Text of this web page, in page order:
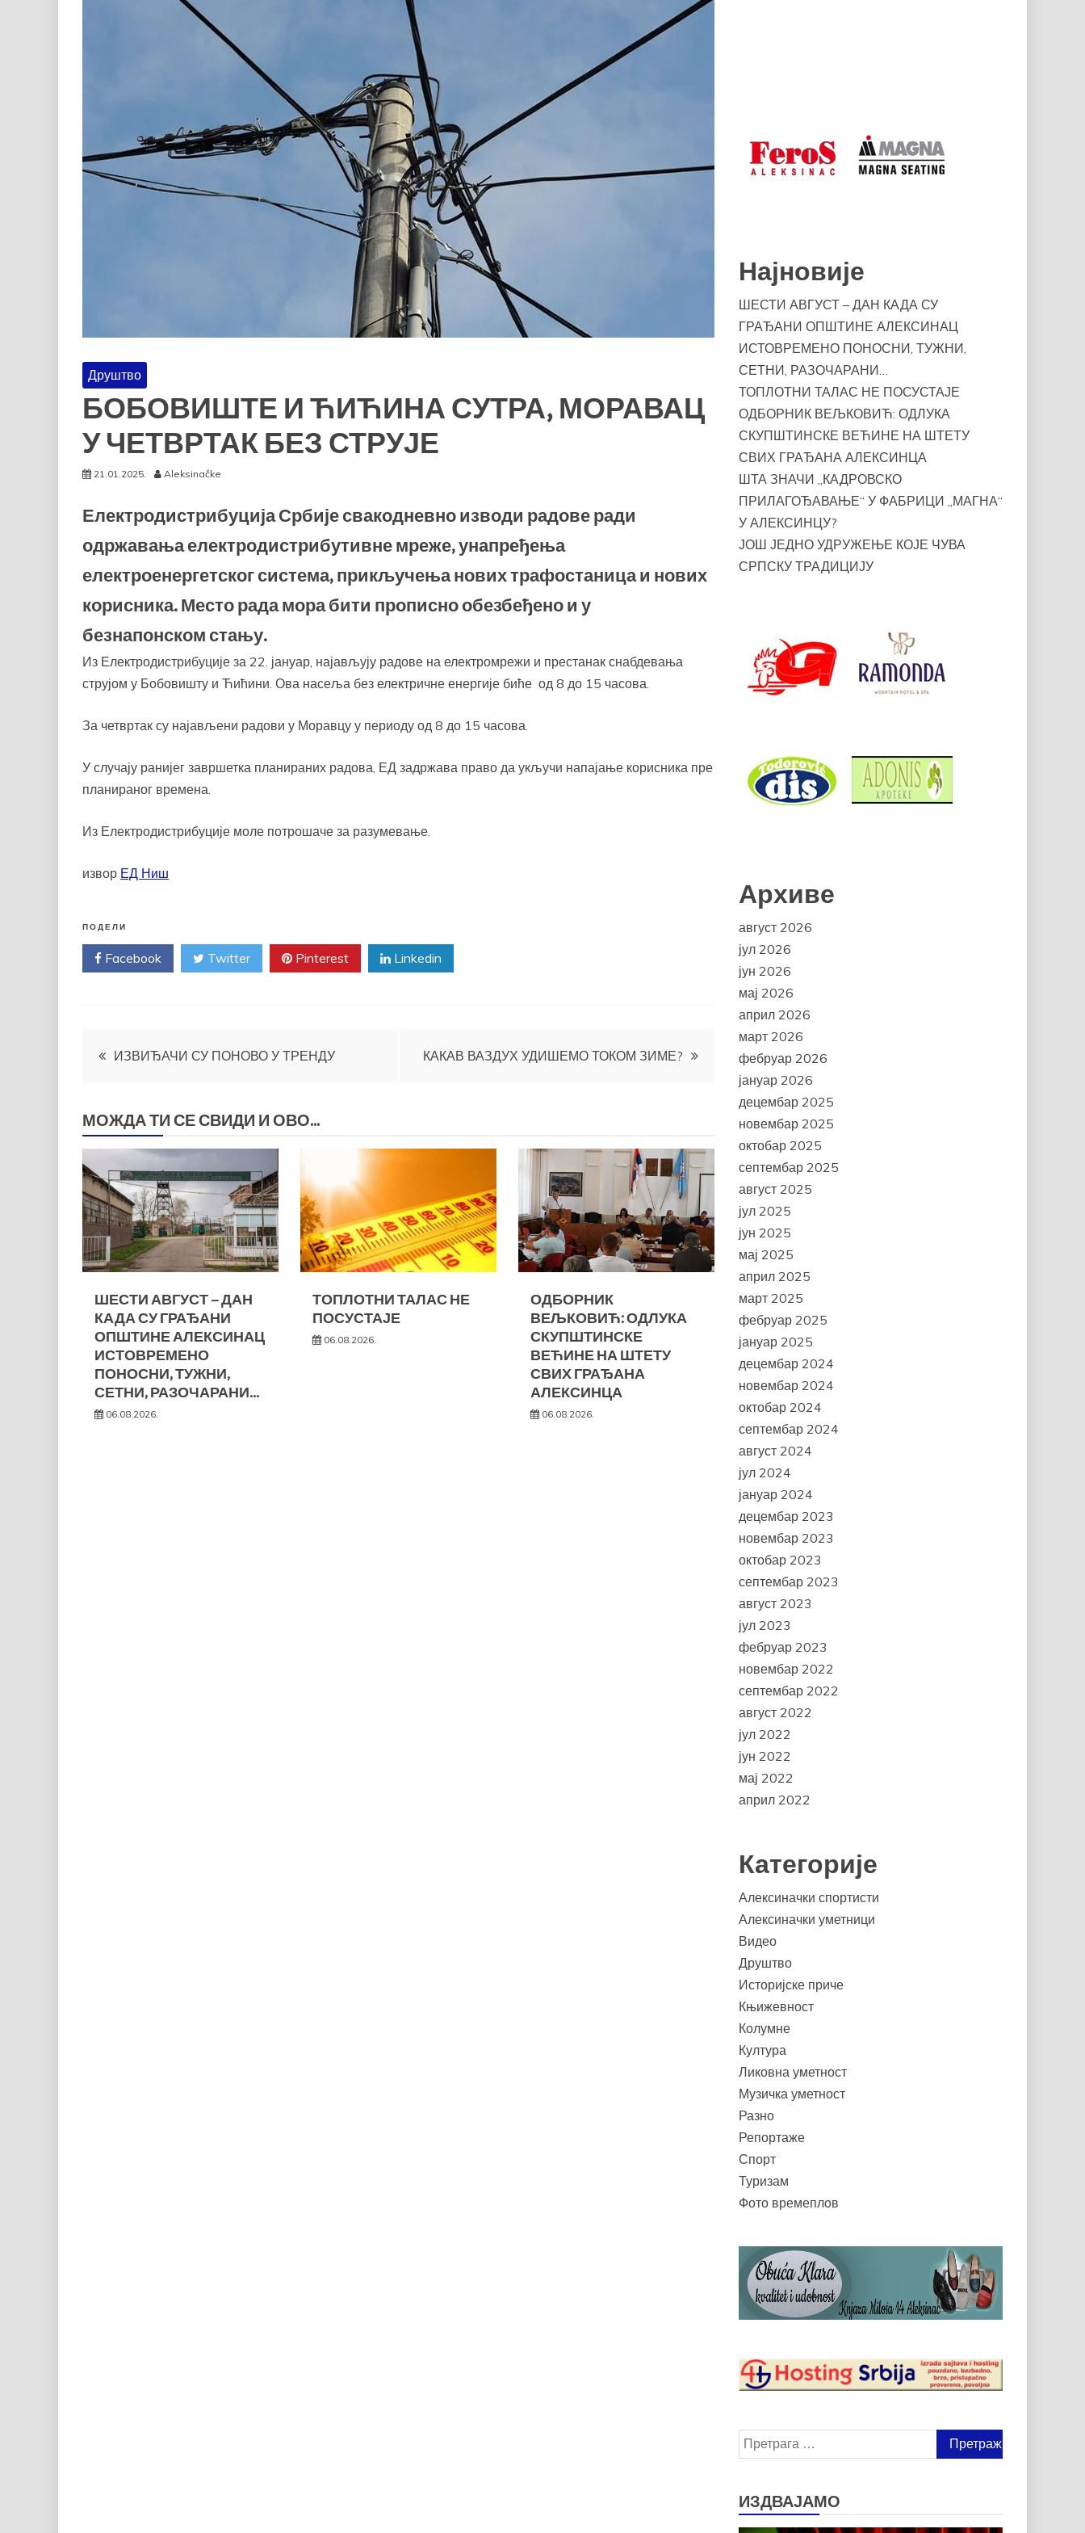
Друштво
БОБОВИШТЕ И ЋИЋИНА СУТРА, МОРАВАЦ
У ЧЕТВРТАК БЕЗ СТРУЈЕ
21.01.2025. Aleksinačke
Електродистрибуција Србије свакодневно изводи радове ради
одржавања електродистрибутивне мреже, унапређења
електроенергетског система, прикључења нових трафостаница и нових
корисника. Место рада мора бити прописно обезбеђено и у
безнапонском стању.
Из Електродистрибуције за 22. јануар, најављују радове на електромрежи и престанак снабдевања
струјом у Бобовишту и Ћићини. Ова насеља без електричне енергије биће од 8 до 15 часова.
За четвртак су најављени радови у Моравцу у периоду од 8 до 15 часова.
У случају ранијег завршетка планираних радова, ЕД задржава право да укључи напајање корисника пре
планираног времена.
Из Електродистрибуције моле потрошаче за разумевање.
извор ЕД Ниш
ПОДЕЛИ
Facebook Twitter Pinterest Linkedin
Кретање
ИЗВИЂАЧИ СУ ПОНОВО У ТРЕНДУ КАКАВ ВАЗДУХ УДИШЕМО ТОКОМ ЗИМЕ?
МОЖДА ТИ СЕ СВИДИ И ОВО...
ШЕСТИ АВГУСТ – ДАН
КАДА СУ ГРАЂАНИ
ОПШТИНЕ АЛЕКСИНАЦ
ИСТОВРЕМЕНО
ПОНОСНИ, ТУЖНИ,
СЕТНИ, РАЗОЧАРАНИ…
06.08.2026.
ТОПЛОТНИ ТАЛАС НЕ
ПОСУСТАЈЕ
06.08.2026.
ОДБОРНИК
ВЕЉКОВИЋ: ОДЛУКА
СКУПШТИНСКЕ
ВЕЋИНЕ НА ШТЕТУ
СВИХ ГРАЂАНА
АЛЕКСИНЦА
06.08.2026.
Најновије
ШЕСТИ АВГУСТ – ДАН КАДА СУ
ГРАЂАНИ ОПШТИНЕ АЛЕКСИНАЦ
ИСТОВРЕМЕНО ПОНОСНИ, ТУЖНИ,
СЕТНИ, РАЗОЧАРАНИ…
ТОПЛОТНИ ТАЛАС НЕ ПОСУСТАЈЕ
ОДБОРНИК ВЕЉКОВИЋ: ОДЛУКА
СКУПШТИНСКЕ ВЕЋИНЕ НА ШТЕТУ
СВИХ ГРАЂАНА АЛЕКСИНЦА
ШТА ЗНАЧИ „КАДРОВСКО
ПРИЛАГОЂАВАЊЕ“ У ФАБРИЦИ „МАГНА“
У АЛЕКСИНЦУ?
ЈОШ ЈЕДНО УДРУЖЕЊЕ КОЈЕ ЧУВА
СРПСКУ ТРАДИЦИЈУ
Архиве
август 2026
јул 2026
јун 2026
мај 2026
април 2026
март 2026
фебруар 2026
јануар 2026
децембар 2025
новембар 2025
октобар 2025
септембар 2025
август 2025
јул 2025
јун 2025
мај 2025
април 2025
март 2025
фебруар 2025
јануар 2025
децембар 2024
новембар 2024
октобар 2024
септембар 2024
август 2024
јул 2024
јануар 2024
децембар 2023
новембар 2023
октобар 2023
септембар 2023
август 2023
јул 2023
фебруар 2023
новембар 2022
септембар 2022
август 2022
јул 2022
јун 2022
мај 2022
април 2022
Категорије
Алексиначки спортисти
Алексиначки уметници
Видео
Друштво
Историјске приче
Књижевност
Колумне
Култура
Ликовна уметност
Музичка уметност
Разно
Репортаже
Спорт
Туризам
Фото времеплов
Претрага
за:
ИЗДВАЈАМО